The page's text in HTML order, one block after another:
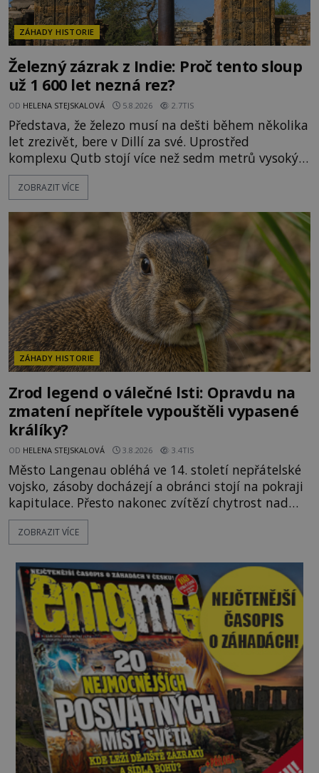
ZÁHADY HISTORIE
Železný zázrak z Indie: Proč tento sloup
už 1 600 let nezná rez?
OD HELENA STEJSKALOVÁ 5.8.2026 2.7TIS
Představa, že železo musí na dešti během několika
let zrezivět, bere v Dillí za své. Uprostřed
komplexu Qutb stojí více než sedm metrů vysoký
železný sloup, který už přibližně 1 600 let odolává
počasí s jen nepatrnými stopami koroze. Jeho
ztracených technologiích či tajemných
materiálech. Moderní metalurgie však ukazuje, že
skutečné vysvětlení je ješt
ZOBRAZIT VÍCE
ZÁHADY HISTORIE
Zrod legend o válečné lsti: Opravdu na
zmatení nepřítele vypouštěli vypasené
králíky?
OD HELENA STEJSKALOVÁ 3.8.2026 3.4TIS
Město Langenau obléhá ve 14. století nepřátelské
vojsko, zásoby docházejí a obránci stojí na pokraji
kapitulace. Přesto nakonec zvítězí chytrost nad
hrubou silou. Podle staré německé legendy vypustí
obyvatelé za hradby dobře živeného králíka, aby
dost. Čas pracuje pro obléhatele. Ve městě ubývají
zásoby a každý den znamená další porci strádá
ZOBRAZIT VÍCE